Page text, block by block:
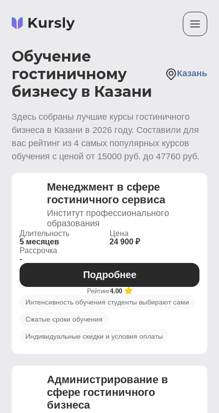
Обучение
гостиничному
бизнесу в Казани
Казань
Здесь собраны лучшие курсы гостиничного
бизнеса в Казани в 2026 году. Составили для
вас рейтинг из 4 самых популярных курсов
обучения с ценой от 15000 руб. до 47760 руб.
Менеджмент в сфере
гостиничного сервиса
Институт профессионального
образования
Длительность
5 месяцев
Цена
24 900 ₽
Рассрочка
-
Подробнее
Рейтинг4.00
Интенсивность обучения студенты выбирают сами
Сжатые сроки обучения
Индивидуальные скидки и условия оплаты
Администрирование в
сфере гостиничного
бизнеса